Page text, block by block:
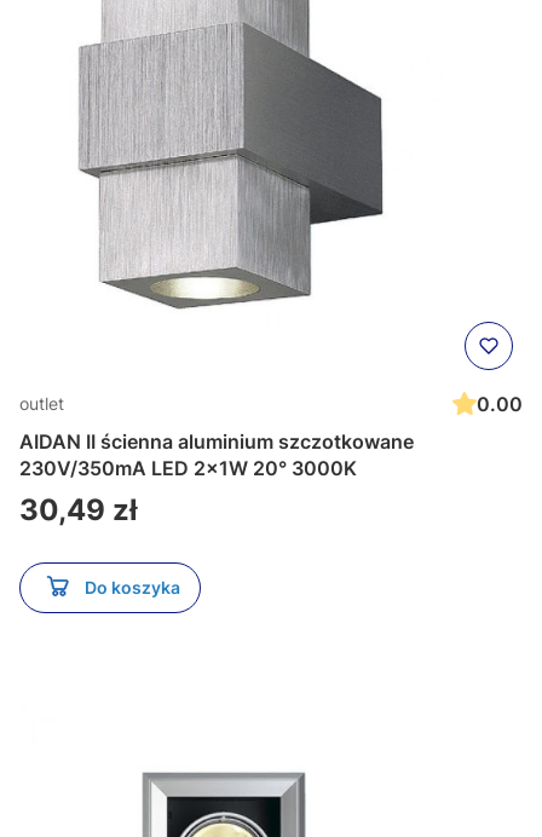
outlet
0.00
AIDAN II ścienna aluminium szczotkowane
230V/350mA LED 2x1W 20° 3000K
Cena
30,49 zł
Do koszyka